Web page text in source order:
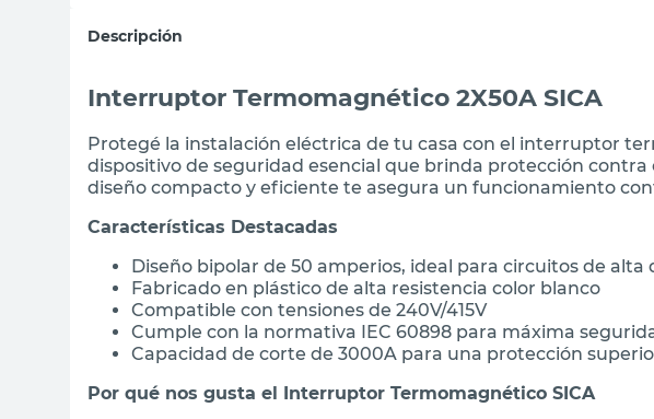
Descripción
Interruptor Termomagnético 2X50A SICA
Protegé la instalación eléctrica de tu casa con el interruptor
dispositivo de seguridad esencial que brinda protección contra
diseño compacto y eficiente te asegura un funcionamiento
Características Destacadas
Diseño bipolar de 50 amperios, ideal para circuitos de alta
Fabricado en plástico de alta resistencia color blanco
Compatible con tensiones de 240V/415V
Cumple con la normativa IEC 60898 para máxima
Capacidad de corte de 3000A para una protección
Por qué nos gusta el Interruptor Termomagnético SICA